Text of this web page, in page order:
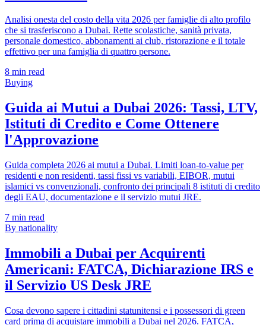
Analisi onesta del costo della vita 2026 per famiglie di alto profilo
che si trasferiscono a Dubai. Rette scolastiche, sanità privata,
personale domestico, abbonamenti ai club, ristorazione e il totale
effettivo per una famiglia di quattro persone.
8 min read
Buying
Guida ai Mutui a Dubai 2026: Tassi, LTV,
Istituti di Credito e Come Ottenere
l'Approvazione
Guida completa 2026 ai mutui a Dubai. Limiti loan-to-value per
residenti e non residenti, tassi fissi vs variabili, EIBOR, mutui
islamici vs convenzionali, confronto dei principali 8 istituti di credito
degli EAU, documentazione e il servizio mutui JRE.
7 min read
By nationality
Immobili a Dubai per Acquirenti
Americani: FATCA, Dichiarazione IRS e
il Servizio US Desk JRE
Cosa devono sapere i cittadini statunitensi e i possessori di green
card prima di acquistare immobili a Dubai nel 2026. FATCA,